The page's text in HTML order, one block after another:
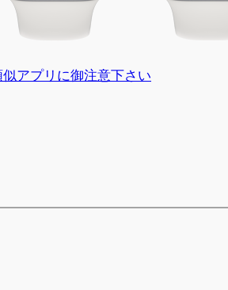
アプリに御注意下さい